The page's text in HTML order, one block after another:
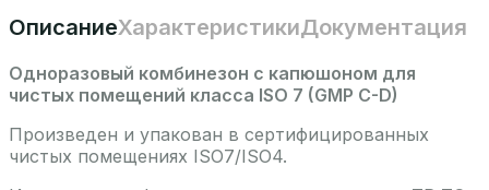
ОписаниеХарактеристикиДокументация
Одноразовый комбинезон с капюшоном для
чистых помещений класса ISO 7 (GMP C-D)
Произведен и упакован в сертифицированных
чистых помещениях ISO7/ISO4.